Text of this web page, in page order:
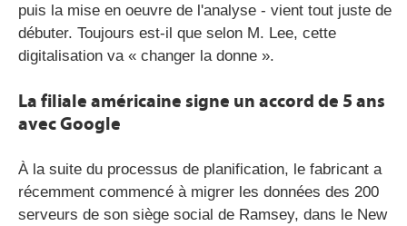
puis la mise en oeuvre de l'analyse - vient tout juste de
débuter. Toujours est-il que selon M. Lee, cette
digitalisation va « changer la donne ».
La filiale américaine signe un accord de 5 ans
avec Google
À la suite du processus de planification, le fabricant a
récemment commencé à migrer les données des 200
serveurs de son siège social de Ramsey, dans le New